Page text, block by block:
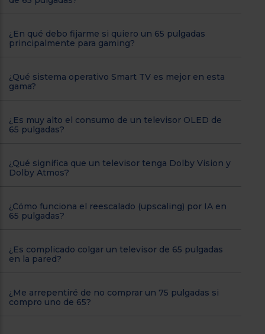
¿En qué debo fijarme si quiero un 65 pulgadas
principalmente para gaming?
¿Qué sistema operativo Smart TV es mejor en esta
gama?
¿Es muy alto el consumo de un televisor OLED de
65 pulgadas?
¿Qué significa que un televisor tenga Dolby Vision y
Dolby Atmos?
¿Cómo funciona el reescalado (upscaling) por IA en
65 pulgadas?
¿Es complicado colgar un televisor de 65 pulgadas
en la pared?
¿Me arrepentiré de no comprar un 75 pulgadas si
compro uno de 65?